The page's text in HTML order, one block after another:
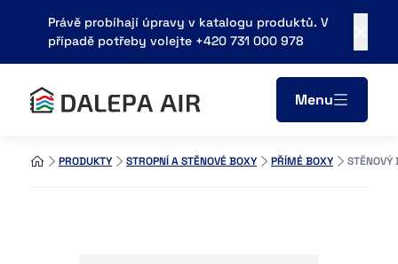
Právě probíhají úpravy v katalogu produktů. V
případě potřeby volejte +420 731 000 978
Menu
PRODUKTY STROPNÍ A STĚNOVÉ BOXY PŘÍMÉ BOXY